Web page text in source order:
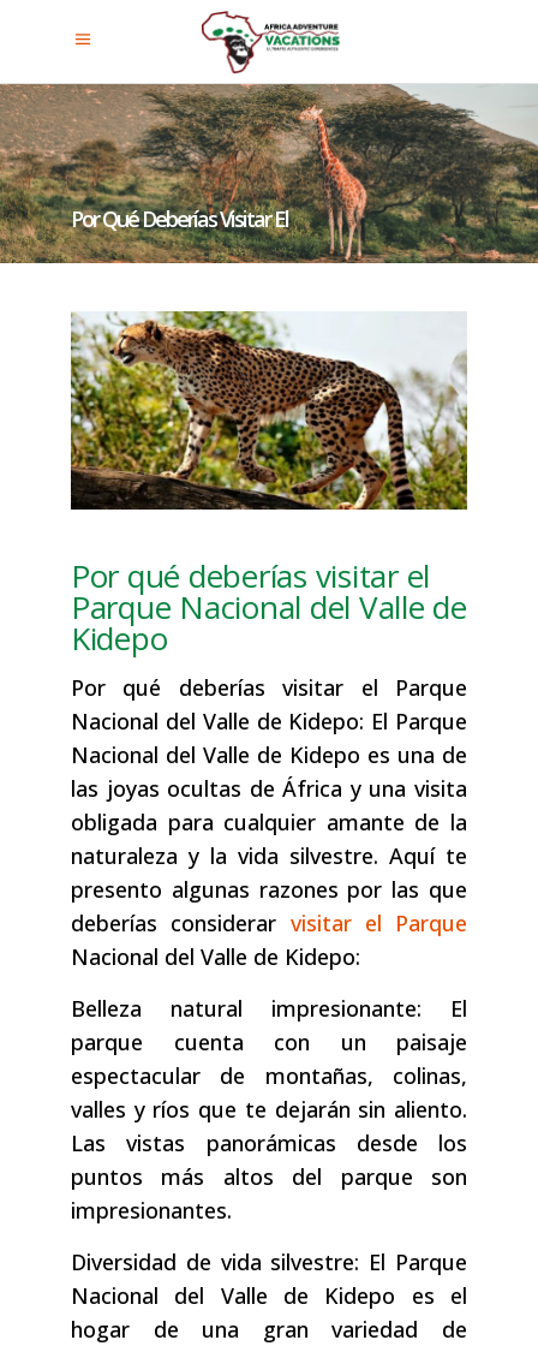
Por Qué Deberías Visitar El
Kidepo
Por qué deberías visitar el
Parque Nacional del Valle de
Kidepo
Por qué deberías visitar el Parque
Nacional del Valle de Kidepo: El Parque
Nacional del Valle de Kidepo es una de
las joyas ocultas de África y una visita
obligada para cualquier amante de la
naturaleza y la vida silvestre. Aquí te
presento algunas razones por las que
deberías considerar visitar el Parque
Nacional del Valle de Kidepo:
Belleza natural impresionante: El
parque cuenta con un paisaje
espectacular de montañas, colinas,
valles y ríos que te dejarán sin aliento.
Las vistas panorámicas desde los
puntos más altos del parque son
impresionantes.
Diversidad de vida silvestre: El Parque
Nacional del Valle de Kidepo es el
hogar de una gran variedad de